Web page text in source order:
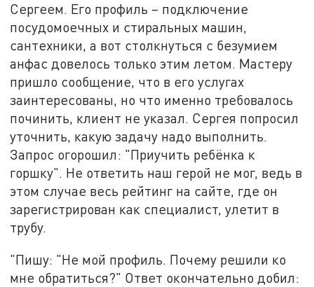
Сергеем. Его профиль – подключение
посудомоечных и стиральных машин,
сантехники, а вот столкнуться с безумием
анфас довелось только этим летом. Мастеру
пришло сообщение, что в его услугах
заинтересованы, но что именно требовалось
починить, клиент не указал. Сергея попросил
уточнить, какую задачу надо выполнить.
Запрос огорошил: "Приучить ребёнка к
горшку". Не ответить наш герой не мог, ведь в
этом случае весь рейтинг на сайте, где он
зарегистрирован как специалист, улетит в
трубу.
"Пишу: "Не мой профиль. Почему решили ко
мне обратиться?" Ответ окончательно добил: